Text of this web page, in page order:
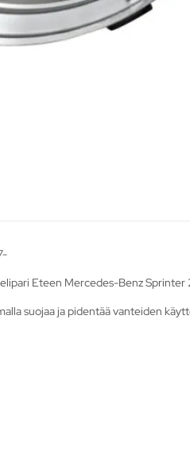
Eteen Mercedes-Benz
suojaa ja pidentää vanteiden